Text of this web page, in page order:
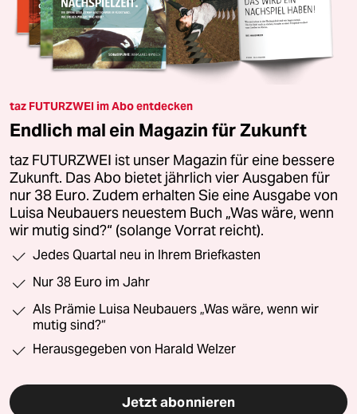
taz FUTURZWEI im Abo entdecken
Endlich mal ein Magazin für Zukunft
taz FUTURZWEI ist unser Magazin für eine bessere
Zukunft. Das Abo bietet jährlich vier Ausgaben für
nur 38 Euro. Zudem erhalten Sie eine Ausgabe von
Luisa Neubauers neuestem Buch „Was wäre, wenn
wir mutig sind?“ (solange Vorrat reicht).
Jedes Quartal neu in Ihrem Briefkasten
Nur 38 Euro im Jahr
Als Prämie Luisa Neubauers „Was wäre, wenn wir
mutig sind?“
Herausgegeben von Harald Welzer
Jetzt abonnieren